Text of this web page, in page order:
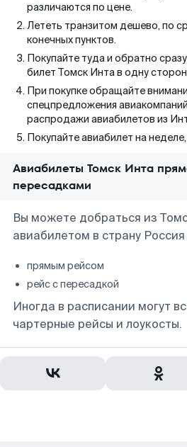
различаются по цене.
Лететь транзитом дешево, по
конечных пунктов.
Покупайте туда и обратно
билет Томск Инта в одну
При покупке обращайте
спецпредложения
распродажи авиабилетов из
Покупайте авиабилет на
Авиабилеты Томск Инта
пересадками
Вы можете добраться из
авиабилетом в страну
прямым рейсом
рейс с пересадкой
Иногда в расписании могут
чартерные рейсы и лоукосты.